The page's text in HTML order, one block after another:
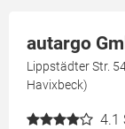
autargo
Lippstädter Str.
Havixbeck)
4.1